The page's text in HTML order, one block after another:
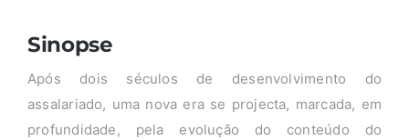
Sinopse
Após dois séculos de desenvolvimento do
assalariado, uma nova era se projecta, marcada, em
profundidade, pela evolução do conteúdo do